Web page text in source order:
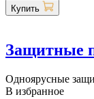
Купить
Защитные
Одноярусные
В избранное